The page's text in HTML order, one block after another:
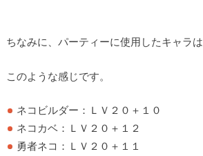
ちなみに、パーティーに使用したキャラは
このような感じです。
ネコビルダー：ＬＶ２０＋１０
ネコカベ：ＬＶ２０＋１２
勇者ネコ：ＬＶ２０＋１１